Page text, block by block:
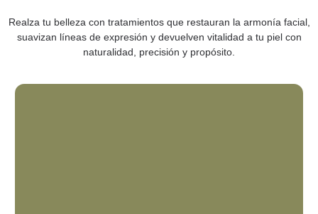
Realza tu belleza con tratamientos que restauran la armonía facial,
suavizan líneas de expresión y devuelven vitalidad a tu piel con
naturalidad, precisión y propósito.